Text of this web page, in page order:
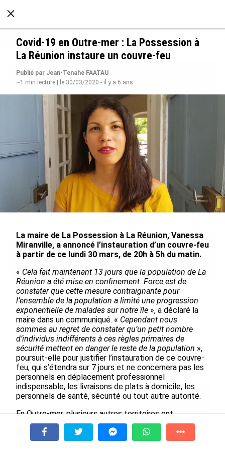
À LA UNE POLITIQUE ECONOMIE SOCIÉTÉ
Rapport 2025 de l’Ifremer : un engagement
décisif dans les Outre-mer
De Messi à Trump :
l’expérience internationale
du Martiniquais Benoît Etinof
au service du Karibea Sainte-
Luce en Martinique
le 07/08/2026
Avec VEENI, le Guadeloupéen
Yanis Foy entend participer
au développement
touristique des Outre-mer
le 06/08/2026
Après 5 ans à la SARA aux Antilles,
Olivier Cotta prend la direction
générale de...
En juin 2026, les prix à la
consommation diminuent à
À la une Tv Radio A Propos
Covid-19 en Outre-mer : La Possession à
La Réunion instaure un couvre-feu
Publié par Jean-Tenahe FAATAU
~1 min lecture | le 30/03/2020 - il y a 6 ans
La maire de La Possession à La Réunion, Vanessa
Miranville, a annoncé l’instauration d’un couvre-feu
à partir de ce lundi 30 mars, de 20h à 5h du matin.
« Cela fait maintenant 13 jours que la population de La
Réunion a été mise en confinement. Force est de
constater que cette mesure contraignante pour
l’ensemble de la population a limité une progression
exponentielle de malades sur notre île », a déclaré la
maire dans un communiqué. « Cependant nous
sommes au regret de constater qu’un petit nombre
d’individus indifférents à ces règles primaires de
sécurité mettent en danger le reste de la population »,
poursuit-elle pour justifier l’instauration de ce couvre-
feu, qui s’étendra sur 7 jours et ne concernera pas les
personnels en déplacement professionnel
indispensable, les livraisons de plats à domicile, les
personnels de santé, sécurité ou tout autre autorité.
En Outre-mer, plusieurs autres territoires ont
également instauré un couvre-feu pour mieux faire
respecter le confinement. C’est le cas de Mayotte, de
la Guyane, de la Guadeloupe et de la Polynésie